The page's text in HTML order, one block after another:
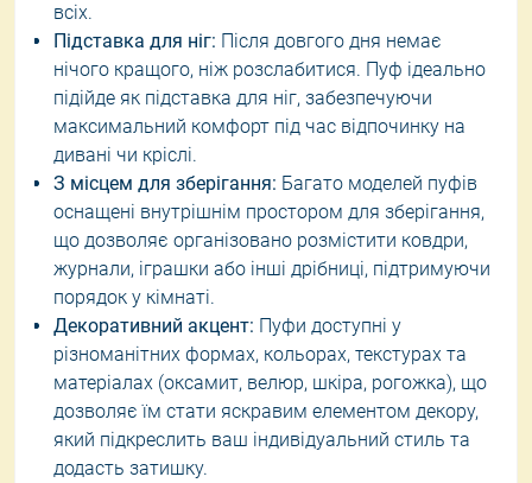
всіх.
Підставка для ніг: Після довгого дня немає
нічого кращого, ніж розслабитися. Пуф ідеально
підійде як підставка для ніг, забезпечуючи
максимальний комфорт під час відпочинку на
дивані чи кріслі.
З місцем для зберігання: Багато моделей пуфів
оснащені внутрішнім простором для зберігання,
що дозволяє організовано розмістити ковдри,
журнали, іграшки або інші дрібниці, підтримуючи
порядок у кімнаті.
Декоративний акцент: Пуфи доступні у
різноманітних формах, кольорах, текстурах та
матеріалах (оксамит, велюр, шкіра, рогожка), що
дозволяє їм стати яскравим елементом декору,
який підкреслить ваш індивідуальний стиль та
додасть затишку.